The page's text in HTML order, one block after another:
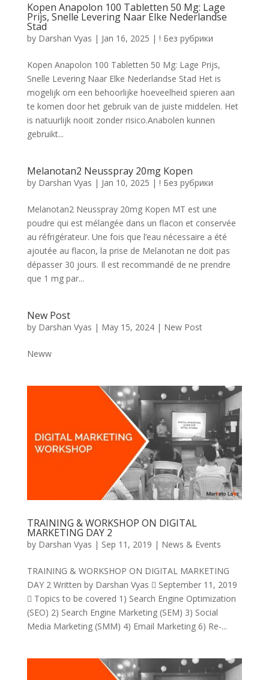
Kopen Anapolon 100 Tabletten 50 Mg: Lage
Prijs, Snelle Levering Naar Elke Nederlandse
Stad
by Darshan Vyas | Jan 16, 2025 | ! Без рубрики
Kopen Anapolon 100 Tabletten 50 Mg: Lage Prijs,
Snelle Levering Naar Elke Nederlandse Stad Het is
mogelijk om een behoorlijke hoeveelheid spieren aan
te komen door het gebruik van de juiste middelen. Het
is natuurlijk nooit zonder risico.Anabolen kunnen
gebruikt...
Melanotan2 Neusspray 20mg Kopen
by Darshan Vyas | Jan 10, 2025 | ! Без рубрики
Melanotan2 Neusspray 20mg Kopen MT est une
poudre qui est mélangée dans un flacon et conservée
au réfrigérateur. Une fois que l’eau nécessaire a été
ajoutée au flacon, la prise de Melanotan ne doit pas
dépasser 30 jours. Il est recommandé de ne prendre
que 1 mg par...
New Post
by Darshan Vyas | May 15, 2024| New Post
Neww
TRAINING & WORKSHOP ON DIGITAL
MARKETING DAY 2
by Darshan Vyas | Sep 11, 2019 | News & Events
TRAINING & WORKSHOP ON DIGITAL MARKETING
DAY 2 Written by Darshan Vyas  September 11, 2019
 Topics to be covered 1) Search Engine Optimization
(SEO) 2) Search Engine Marketing (SEM) 3) Social
Media Marketing (SMM) 4) Email Marketing 6) Re-...